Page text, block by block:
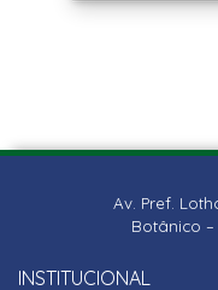
Av. Pref.
Botânico –
INSTITUCIONAL